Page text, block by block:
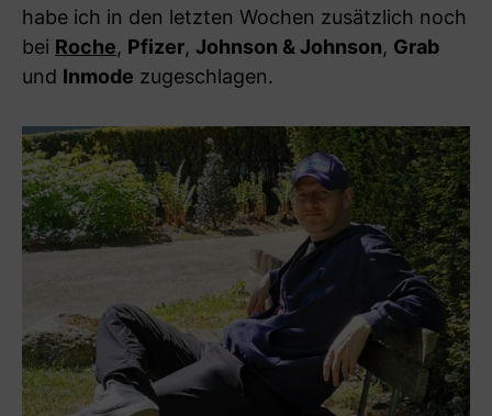
habe ich in den letzten Wochen zusätzlich noch
bei Roche, Pfizer, Johnson & Johnson, Grab
und Inmode zugeschlagen.